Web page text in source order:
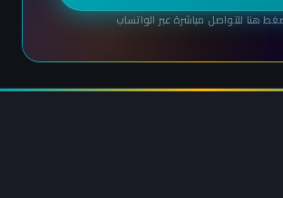
هنا للتواصل مباشرة عبر الواتساب